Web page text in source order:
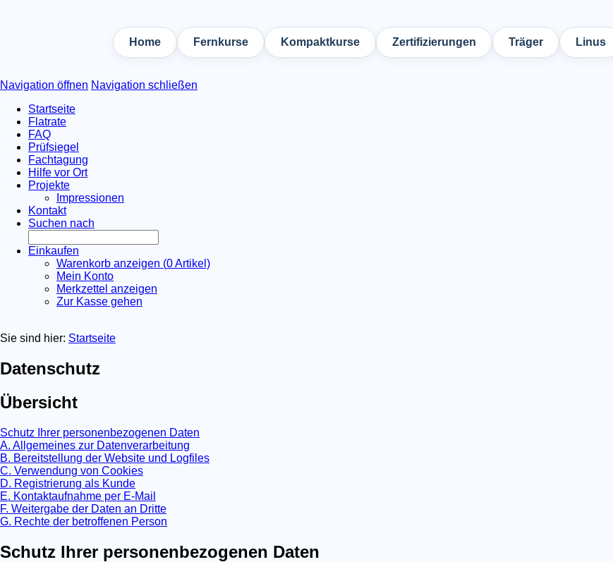
Home Fernkurse Kompaktkurse Zertifizierungen Träger Linus
Navigation öffnen Navigation schließen
Startseite
Flatrate
FAQ
Prüfsiegel
Fachtagung
Hilfe vor Ort
Projekte
Impressionen
Kontakt
Suchen nach
Einkaufen
Warenkorb anzeigen (0Artikel)
Mein Konto
Merkzettel anzeigen
Zur Kasse gehen
Sie sind hier: Startseite
Datenschutz
Übersicht
Schutz Ihrer personenbezogenen Daten
A. Allgemeines zur Datenverarbeitung
B. Bereitstellung der Website und Logfiles
C. Verwendung von Cookies
D. Registrierung als Kunde
E. Kontaktaufnahme per E-Mail
F. Weitergabe der Daten an Dritte
G. Rechte der betroffenen Person
Schutz Ihrer personenbezogenen Daten